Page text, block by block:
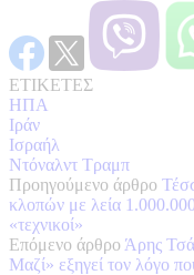
ΕΤΙΚΕΤΕΣ
ΗΠΑ
Ιράν
Ισραήλ
Ντόναλντ Τραμπ
Προηγούμενο άρθρο
κλοπών με λεία
«τεχνικοί»
Επόμενο άρθρο Άρης
Μαζί» εξηγεί τον λόγο